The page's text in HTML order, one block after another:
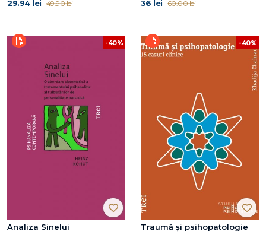
29.94 lei 49.90 lei 36 lei 60.00 lei
-40%
Analiza Sinelui
-40%
Traumă și psihopatologie